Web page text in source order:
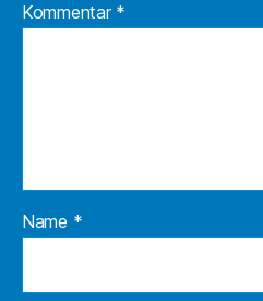
Kommentar *
Name *